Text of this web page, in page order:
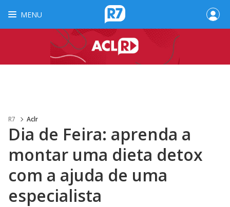
MENU
R7 Aclr
Dia de Feira: aprenda a
montar uma dieta detox
com a ajuda de uma
especialista